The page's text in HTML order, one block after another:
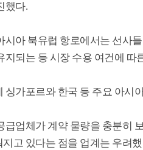
했다.
시아 북유럽 항로에서는 선사
지되는 등 시장 수용 여건에 따
싱가포르와 한국 등 주요 아시
급업체가 계약 물량을 충분히
지고 있다는 점을 업계는 우려